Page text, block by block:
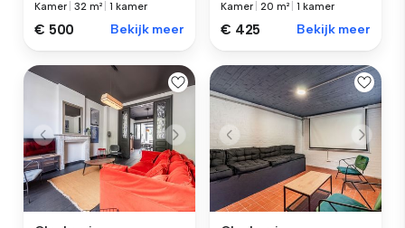
Kamer |32 m² |1 kamer
€ 500 Bekijk meer
Kamer |20 m² |1 kamer
€ 425 Bekijk meer